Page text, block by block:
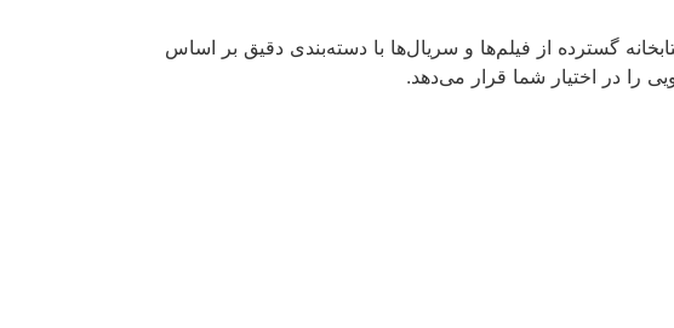
گسترده از فیلم‌ها و سریال‌ها با دسته‌بندی دقیق بر اساس
را در اختیار شما قرار می‌دهد.